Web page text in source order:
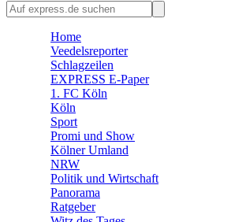
⭐ Promi
🛒 Shoppingwelt
Home
Veedelsreporter
Schlagzeilen
EXPRESS E-Paper
1. FC Köln
Köln
Sport
Promi und Show
Kölner Umland
NRW
Politik und Wirtschaft
Panorama
Ratgeber